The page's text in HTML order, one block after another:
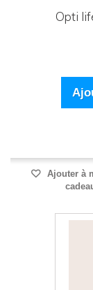
Opti
Ajouter à